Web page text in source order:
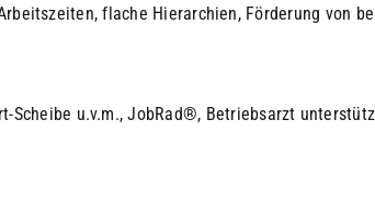
flache Hierarchien, Förderung von
Scheibe u.v.m., JobRad®, Betriebsarzt